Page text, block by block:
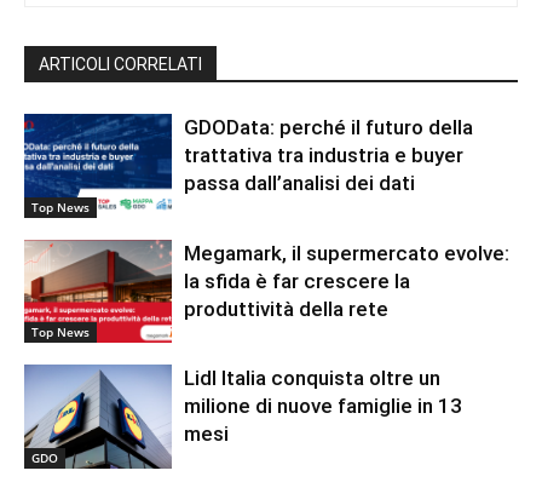
ARTICOLI CORRELATI
Top News
GDOData: perché il futuro della
trattativa tra industria e buyer
passa dall’analisi dei dati
Top News
Megamark, il supermercato evolve:
la sfida è far crescere la
produttività della rete
GDO
Lidl Italia conquista oltre un
milione di nuove famiglie in 13
mesi